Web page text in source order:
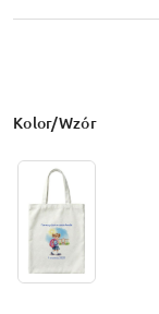
Wariant
Kolor/Wzór